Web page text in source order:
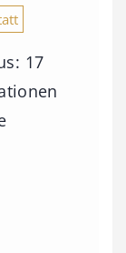
17